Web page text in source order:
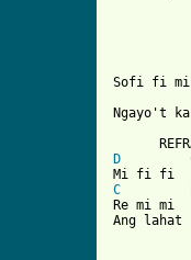
Sofi fi mi
Ngayo't
D
C
Re mi
Ang lahat